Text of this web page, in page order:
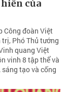
của
Công đoàn Việt
Phó Thủ tướng
quang Việt
vinh 8 tập thể và
tạo và cống